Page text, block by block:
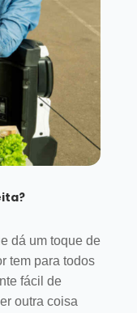
dá um toque de
tem para todos
fácil de
outra coisa